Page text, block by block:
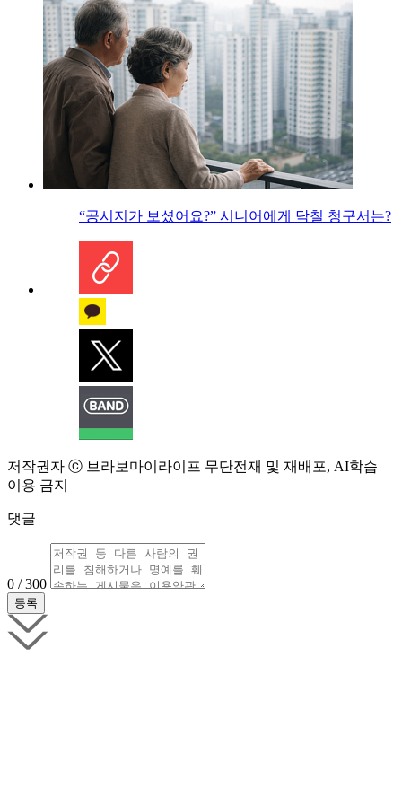
“공시지가 보셨어요?” 시니어에게 닥칠 청구서는?
저작권자 ⓒ 브라보마이라이프 무단전재 및 재배포, AI학습
이용 금지
댓글
0 / 300